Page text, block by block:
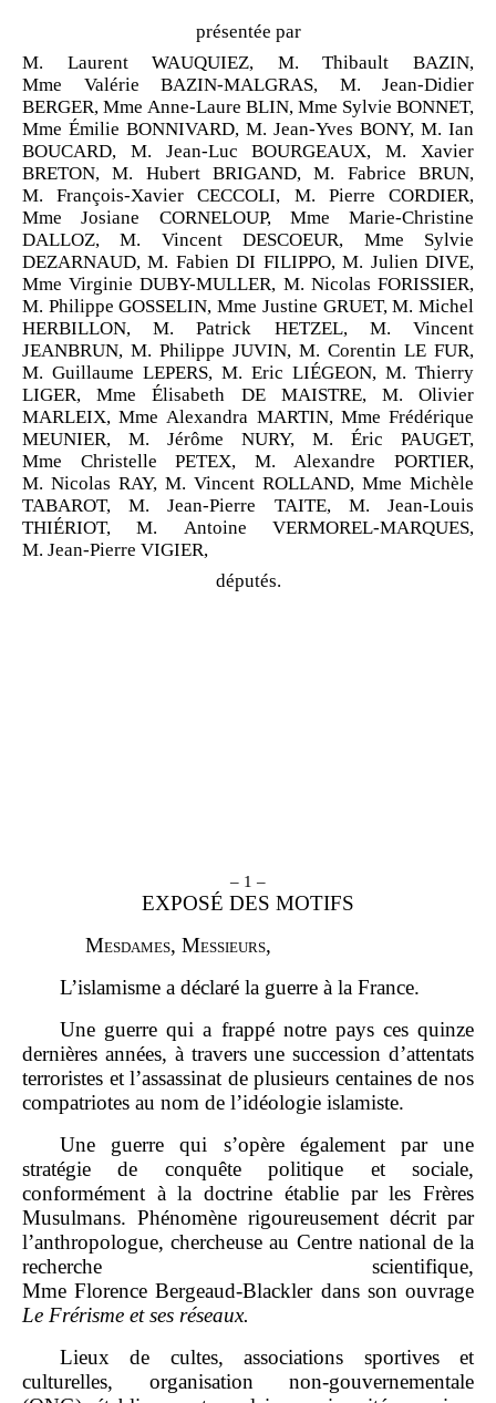
présentée par
M. Laurent WAUQUIEZ, M. Thibault BAZIN,
Mme Valérie BAZIN-MALGRAS, M. Jean-Didier
BERGER, Mme Anne-Laure BLIN, Mme Sylvie BONNET,
Mme Émilie BONNIVARD, M. Jean-Yves BONY, M. Ian
BOUCARD, M. Jean-Luc BOURGEAUX, M. Xavier
BRETON, M. Hubert BRIGAND, M. Fabrice BRUN,
M. François-Xavier CECCOLI, M. Pierre CORDIER,
Mme Josiane CORNELOUP, Mme Marie-Christine
DALLOZ, M. Vincent DESCOEUR, Mme Sylvie
DEZARNAUD, M. Fabien DI FILIPPO, M. Julien DIVE,
Mme Virginie DUBY-MULLER, M. Nicolas FORISSIER,
M. Philippe GOSSELIN, Mme Justine GRUET, M. Michel
HERBILLON, M. Patrick HETZEL, M. Vincent
JEANBRUN, M. Philippe JUVIN, M. Corentin LE FUR,
M. Guillaume LEPERS, M. Eric LIÉGEON, M. Thierry
LIGER, Mme Élisabeth DE MAISTRE, M. Olivier
MARLEIX, Mme Alexandra MARTIN, Mme Frédérique
MEUNIER, M. Jérôme NURY, M. Éric PAUGET,
Mme Christelle PETEX, M. Alexandre PORTIER,
M. Nicolas RAY, M. Vincent ROLLAND, Mme Michèle
TABAROT, M. Jean-Pierre TAITE, M. Jean-Louis
THIÉRIOT, M. Antoine VERMOREL-MARQUES,
M. Jean-Pierre VIGIER,
députés.
– 1 –
EXPOSÉ DES MOTIFS
Mesdames, Messieurs,
L’islamisme a déclaré la guerre à la France.
Une guerre qui a frappé notre pays ces quinze
dernières années, à travers une succession d’attentats
terroristes et l’assassinat de plusieurs centaines de nos
compatriotes au nom de l’idéologie islamiste.
Une guerre qui s’opère également par une
stratégie de conquête politique et sociale,
conformément à la doctrine établie par les Frères
Musulmans. Phénomène rigoureusement décrit par
l’anthropologue, chercheuse au Centre national de la
recherche scientifique,
Mme Florence Bergeaud‑Blackler dans son ouvrage
Le Frérisme et ses réseaux.
Lieux de cultes, associations sportives et
culturelles, organisation non-gouvernementale